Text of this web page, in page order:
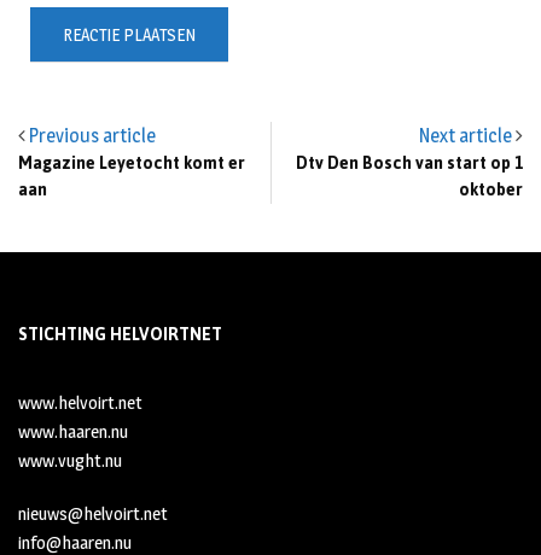
Previous article
Magazine Leyetocht komt er
aan
Next article
Dtv Den Bosch van start op 1
oktober
STICHTING HELVOIRTNET
www.helvoirt.net
www.haaren.nu
www.vught.nu
nieuws@helvoirt.net
info@haaren.nu